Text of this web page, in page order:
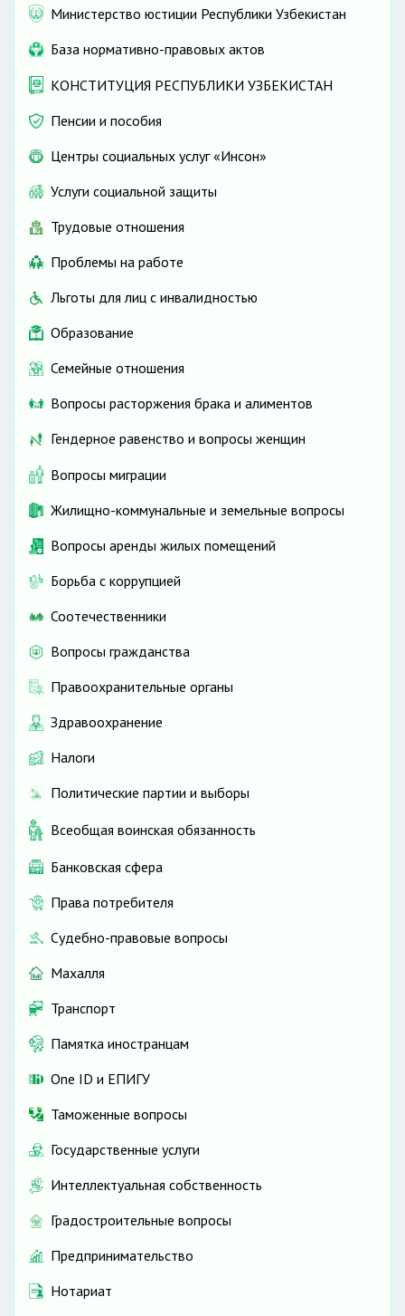
Министерство юстиции Республики Узбекистан
База нормативно-правовых актов
КОНСТИТУЦИЯ РЕСПУБЛИКИ УЗБЕКИСТАН
Пенсии и пособия
Центры социальных услуг «Инсон»
Услуги социальной защиты
Трудовые отношения
Проблемы на работе
Льготы для лиц с инвалидностью
Образование
Семейные отношения
Вопросы расторжения брака и алиментов
Гендерное равенство и вопросы женщин
Вопросы миграции
Жилищно-коммунальные и земельные вопросы
Вопросы аренды жилых помещений
Борьба с коррупцией
Соотечественники
Вопросы гражданства
Правоохранительные органы
Здравоохранение
Налоги
Политические партии и выборы
Всеобщая воинская обязанность
Банковская сфера
Права потребителя
Судебно-правовые вопросы
Махалля
Транспорт
Памятка иностранцам
One ID и ЕПИГУ
Таможенные вопросы
Государственные услуги
Интеллектуальная собственность
Градостроительные вопросы
Предпринимательство
Нотариат